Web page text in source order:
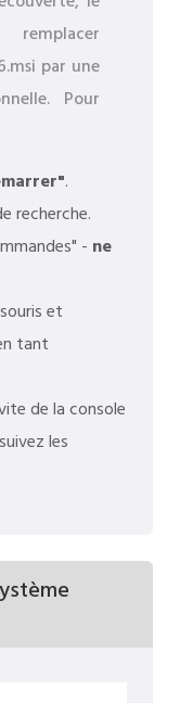
par une
Pour
.
recherche.
- ne
et
tant
de la console
les